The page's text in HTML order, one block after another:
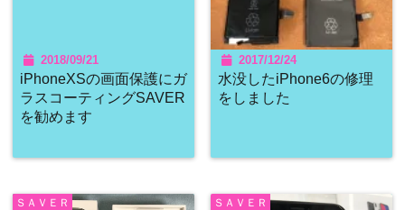
2018/09/21
iPhoneXSの画面保護にガ
ラスコーティングSAVER
を勧めます
2017/12/24
水没したiPhone6の修理
をしました
ＳＡＶＥＲ ＳＡＶＥＲ